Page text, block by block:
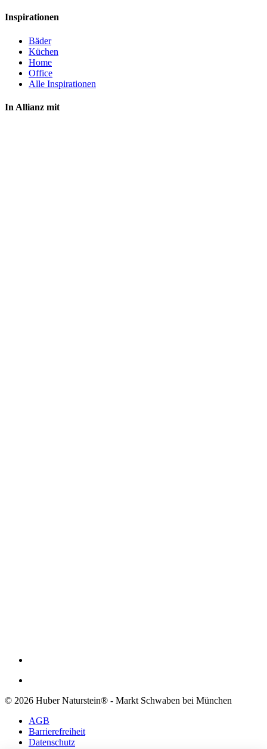
Inspirationen
Bäder
Küchen
Home
Office
Alle Inspirationen
In Allianz mit
© 2026 Huber Naturstein® - Markt Schwaben bei München
AGB
Barrierefreiheit
Datenschutz